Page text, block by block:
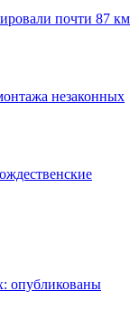
почти 87 км
незаконных
опубликованы